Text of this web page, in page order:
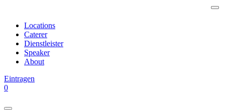
Locations
Caterer
Dienstleister
Speaker
About
Eintragen
0